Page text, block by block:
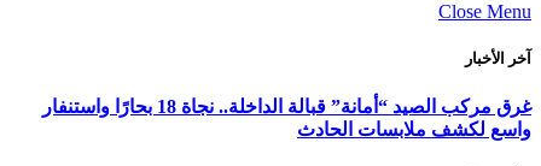
Close Menu
آخر الأخبار
غرق مركب الصيد “أمانة” قبالة الداخلة.. نجاة 18 بحارًا واستنفار
واسع لكشف ملابسات الحادث